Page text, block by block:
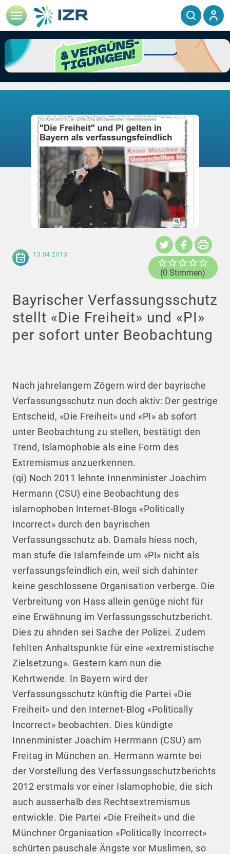
13.04.2013
(0 Stimmen)
Bayrischer Verfassungsschutz
stellt «Die Freiheit» und «PI»
per sofort unter Beobachtung
Nach jahrelangem Zögern wird der bayrische
Verfassungsschutz nun doch aktiv: Der gestrige
Entscheid, «Die Freiheit» und «PI» ab sofort
unter Beobachtung zu stellen, bestätigt den
Trend, Islamophobie als eine Form des
Extremismus anzuerkennen.
(qi) Noch 2011 lehnte Innenminister Joachim
Hermann (CSU) eine Beobachtung des
islamophoben Internet-Blogs «Politically
Incorrect» durch den bayrischen
Verfassungsschutz ab. Damals hiess noch,
man stufe die Islamfeinde um «PI» nicht als
verfassungsfeindlich ein, weil sich dahinter
keine geschlossene Organisation verberge. Die
Verbreitung von Hass allein genüge nicht für
eine Erwähnung im Verfassungsschutzbericht.
Dies zu ahnden sei Sache der Polizei. Zudem
fehlten Anhaltspunkte für eine «extremistische
Zielsetzung». Gestern kam nun die
Kehrtwende. In Bayern wird der
Verfassungsschutz künftig die Partei «Die
Freiheit» und den Internet-Blog «Politically
Incorrect» beobachten. Dies kündigte
Innenminister Joachim Herrmann (CSU) am
Freitag in München an. Hermann warnte bei
der Vorstellung des Verfassungsschutzberichts
2012 erstmals vor einer Islamophobie, die sich
auch ausserhalb des Rechtsextremismus
entwickle. Die Partei «Die Freiheit» und die
Münchner Organisation «Politically Incorrect»
schürten pauschale Ängste vor Muslimen, so